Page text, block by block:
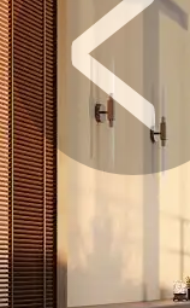
Предыдущее